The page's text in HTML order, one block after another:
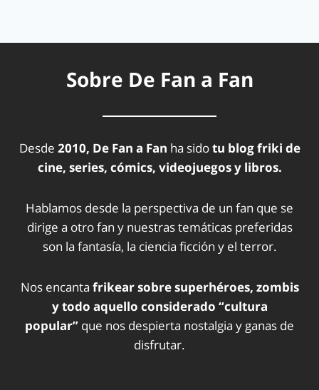
Sobre De Fan a Fan
Desde 2010, De Fan a Fan ha sidotu blog friki de
cine, series, cómics, videojuegos y libros.
Hablamos desde la perspectiva de un fan que se
dirige a otro fan y nuestras temáticas preferidas
son la fantasía, la ciencia ficción y el terror.
Nos encanta frikear sobre superhéroes, zombis
y todo aquello considerado “cultura
popular” que nos despierta nostalgia y ganas de
disfrutar.